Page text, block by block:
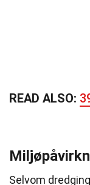
READ ALSO:
Selvom